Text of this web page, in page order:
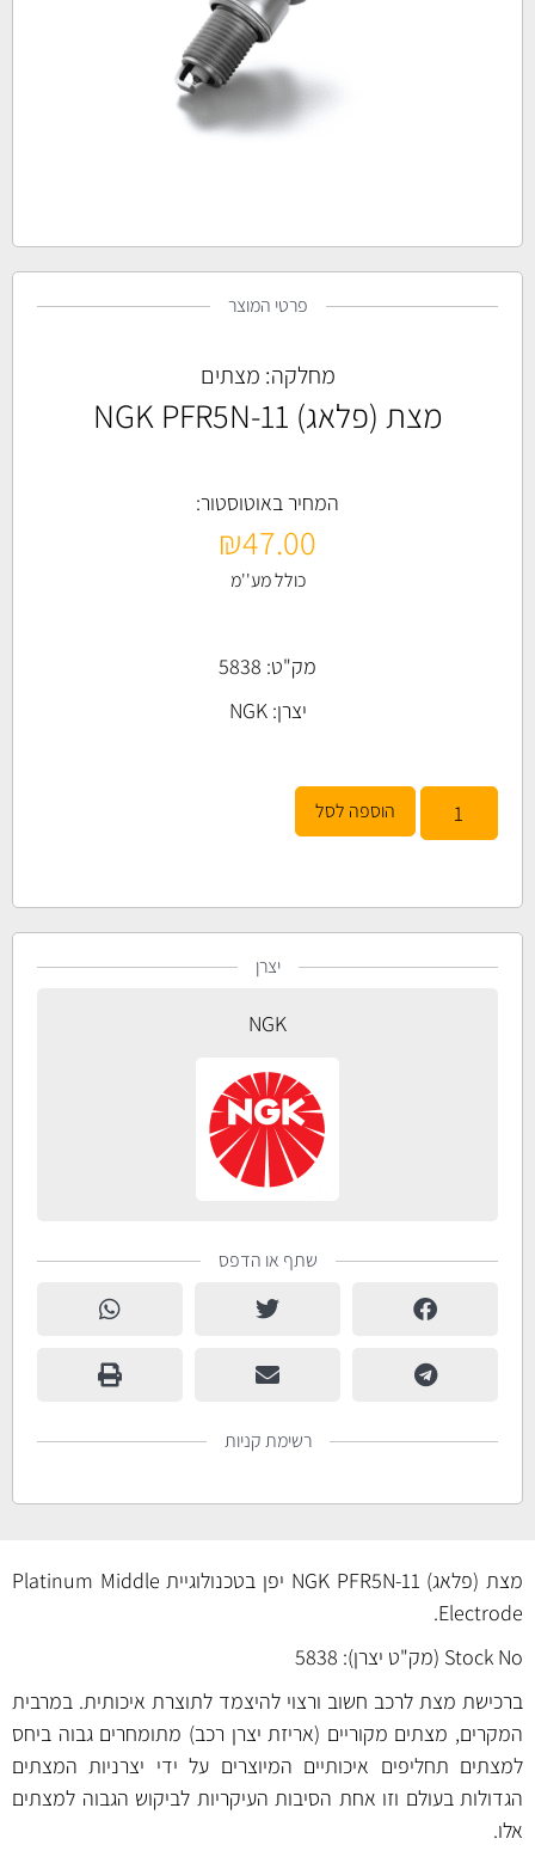
פרטי המוצר
מחלקה: מצתים
מצת (פלאג) NGK PFR5N-11
המחיר באוטוסטור:
₪47.00
כולל מע''מ
מק"ט: 5838
יצרן:NGK
הוספה לסל
יצרן
NGK
שתף או הדפס
רשימת קניות
מצת (פלאג) NGK PFR5N-11 יפן בטכנולוגיית Platinum Middle
Electrode.
Stock No (מק"ט יצרן): 5838
ברכישת מצת לרכב חשוב ורצוי להיצמד לתוצרת איכותית. במרבית
המקרים, מצתים מקוריים (אריזת יצרן רכב) מתומחרים גבוה ביחס
למצתים תחליפים איכותיים המיוצרים על ידי יצרניות המצתים
הגדולות בעולם וזו אחת הסיבות העיקריות לביקוש הגבוה למצתים
אלו.